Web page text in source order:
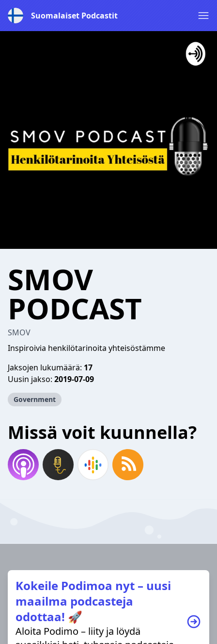
Suomalaiset Podcastit
SMOV
PODCAST
SMOV
Inspiroivia henkilötarinoita yhteisöstämme
Jaksojen lukumäärä: 17
Uusin jakso: 2019-07-09
Government
Missä voit kuunnella?
Kokeile Podimoa nyt – uusi
maailma podcasteja
odottaa! 🚀
Aloita Podimo – liity ja löydä